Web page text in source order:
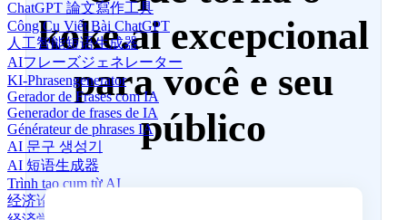
ChatGPT 論文寫作工具
Công Cụ Viết Bài ChatGPT
人工智能短语生成器
AIフレーズジェネレーター
KI-Phrasengenerator
Gerador de Frases com IA
Generador de frases de IA
Générateur de phrases IA
AI 문구 생성기
AI 短语生成器
Trình tạo cụm từ AI
经济论文写作专家
koke.ai excepcional
para você e seu
público